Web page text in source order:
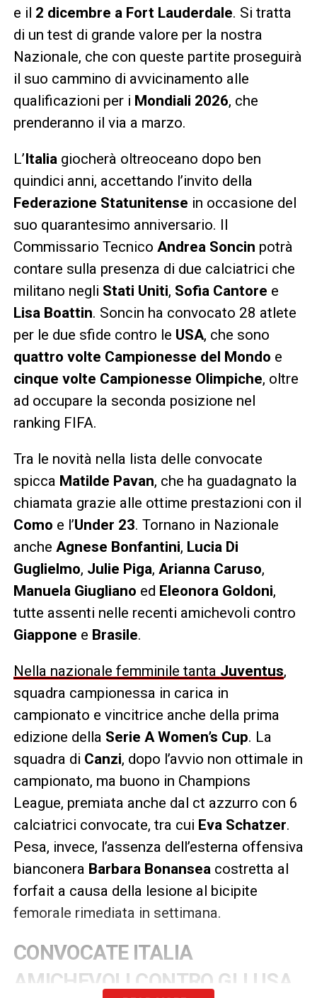
e il 2 dicembre a Fort Lauderdale. Si tratta
di un test di grande valore per la nostra
Nazionale, che con queste partite proseguirà
il suo cammino di avvicinamento alle
qualificazioni per i Mondiali 2026, che
prenderanno il via a marzo.
L’Italia giocherà oltreoceano dopo ben
quindici anni, accettando l’invito della
Federazione Statunitense in occasione del
suo quarantesimo anniversario. Il
Commissario Tecnico Andrea Soncin potrà
contare sulla presenza di due calciatrici che
militano negli Stati Uniti, Sofia Cantore e
Lisa Boattin. Soncin ha convocato 28 atlete
per le due sfide contro le USA, che sono
quattro volte Campionesse del Mondo e
cinque volte Campionesse Olimpiche, oltre
ad occupare la seconda posizione nel
ranking FIFA.
Tra le novità nella lista delle convocate
spicca Matilde Pavan, che ha guadagnato la
chiamata grazie alle ottime prestazioni con il
Como e l’Under 23. Tornano in Nazionale
anche Agnese Bonfantini, Lucia Di
Guglielmo, Julie Piga, Arianna Caruso,
Manuela Giugliano ed Eleonora Goldoni,
tutte assenti nelle recenti amichevoli contro
Giappone e Brasile.
Nella nazionale femminile tanta Juventus,
squadra campionessa in carica in
campionato e vincitrice anche della prima
edizione della Serie A Women’s Cup. La
squadra di Canzi, dopo l’avvio non ottimale in
campionato, ma buono in Champions
League, premiata anche dal ct azzurro con 6
calciatrici convocate, tra cui Eva Schatzer.
Pesa, invece, l’assenza dell’esterna offensiva
bianconera Barbara Bonansea costretta al
forfait a causa della lesione al bicipite
femorale rimediata in settimana.
CONVOCATE ITALIA
AMICHEVOLI CONTRO GLI USA